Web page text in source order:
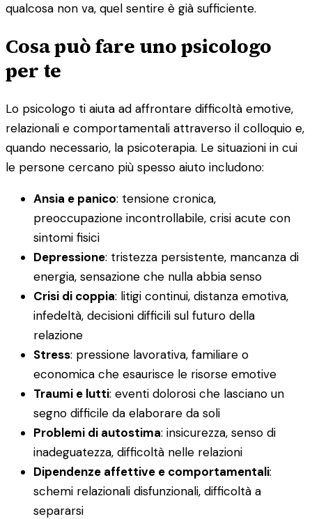
qualcosa non va, quel sentire è già sufficiente.
Cosa può fare uno psicologo
per te
Lo psicologo ti aiuta ad affrontare difficoltà emotive,
relazionali e comportamentali attraverso il colloquio e,
quando necessario, la psicoterapia. Le situazioni in cui
le persone cercano più spesso aiuto includono:
Ansia e panico: tensione cronica,
preoccupazione incontrollabile, crisi acute con
sintomi fisici
Depressione: tristezza persistente, mancanza di
energia, sensazione che nulla abbia senso
Crisi di coppia: litigi continui, distanza emotiva,
infedeltà, decisioni difficili sul futuro della
relazione
Stress: pressione lavorativa, familiare o
economica che esaurisce le risorse emotive
Traumi e lutti: eventi dolorosi che lasciano un
segno difficile da elaborare da soli
Problemi di autostima: insicurezza, senso di
inadeguatezza, difficoltà nelle relazioni
Dipendenze affettive e comportamentali:
schemi relazionali disfunzionali, difficoltà a
separarsi